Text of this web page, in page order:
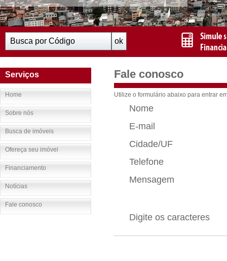
Serviços
Home
Sobre nós
Busca de imóveis
Ofereça seu imóvel
Financiamento
Notícias
Fale conosco
Fale conosco
Utilize o formulário abaixo para entrar
Nome
E-mail
Cidade/UF
Telefone
Mensagem
Digite os caracteres